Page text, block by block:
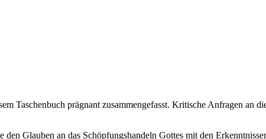
Taschenbuch prägnant zusammengefasst. Kritische Anfragen an
Glauben an das Schöpfungshandeln Gottes mit den